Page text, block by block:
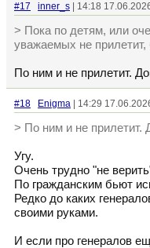
#17 inner_s | 14:18
> Пока по детям, или
уважаемых не прилетит,
По ним и не прилетит.
#18 Enigma | 14:29
> По ним и не прилетит.
Угу.
Очень трудно "не
По гражданским бьют
Редко до каких
своими руками.
И если про генералов